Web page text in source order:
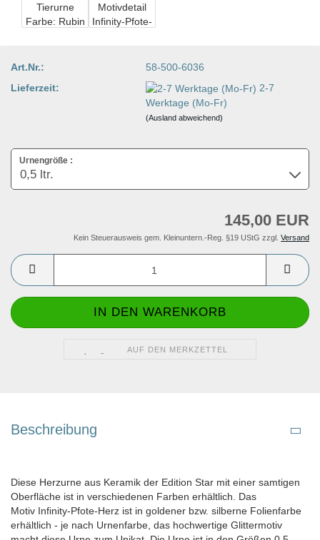
Art.Nr.:
58-500-6036
Lieferzeit:
2-7
Werktage (Mo-Fr)
(Ausland abweichend)
Urnengröße :
145,00 EUR
Kein Steuerausweis gem. Kleinuntern.-Reg. §19 UStG zzgl. Versand
AUF DEN MERKZETTEL
Beschreibung
Diese Herzurne aus Keramik der Edition Star mit einer samtigen
Oberfläche ist in verschiedenen Farben erhältlich. Das
Motiv Infinity-Pfote-Herz ist in goldener bzw. silberne Folienfarbe
erhältlich - je nach Urnenfarbe, das hochwertige Glittermotiv